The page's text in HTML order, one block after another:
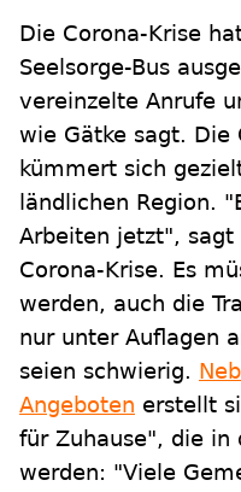
Die Corona-Krise
Seelsorge-Bus
vereinzelte Anrufe
wie Gätke sagt. Die
kümmert sich
ländlichen Region.
Arbeiten jetzt",
Corona-Krise. Es
werden, auch die
nur unter Auflagen
seien schwierig.
Angeboten erstellt
für Zuhause", die
werden: "Viele